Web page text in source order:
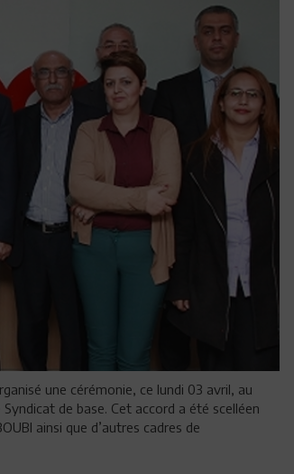
une cérémonie, ce lundi 03 avril, au
de base. Cet accord a été scelléen
ainsi que d’autres cadres de